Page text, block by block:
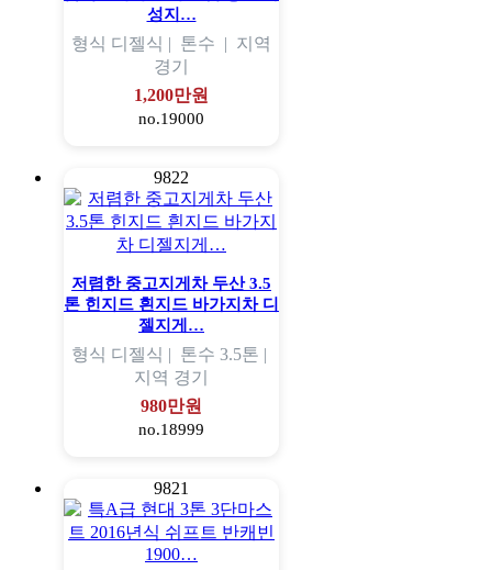
성지…
형식 디젤식 | 톤수 | 지역
경기
1,200만원
no.19000
9822
저렴한 중고지게차 두산 3.5
톤 힌지드 흰지드 바가지차 디
젤지게…
형식 디젤식 | 톤수 3.5톤 |
지역 경기
980만원
no.18999
9821